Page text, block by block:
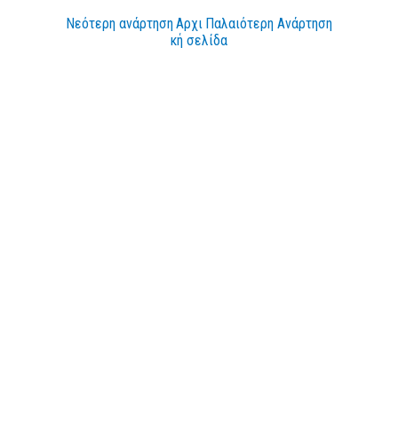
Νεότερη ανάρτηση Παλαιότερη Ανάρτηση
Αρχι
κή σελίδα